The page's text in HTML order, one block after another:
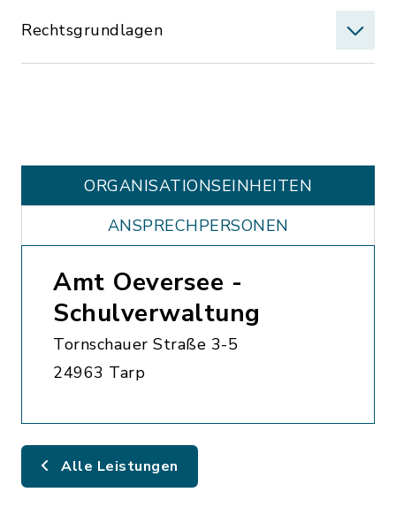
Rechtsgrundlagen
ORGANISATIONS­EINHEITEN
ANSPRECHPERSONEN
Amt Oeversee -
Schulverwaltung
Tornschauer Straße 3-5
24963 Tarp
Alle Leistungen